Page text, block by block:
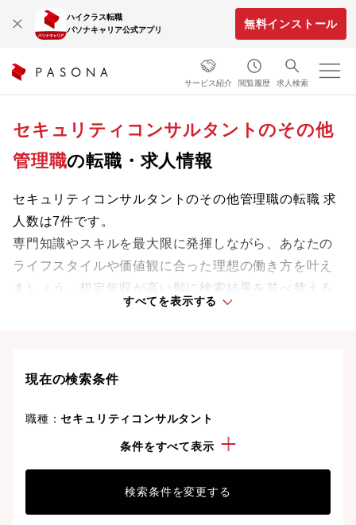
ハイクラス転職
パソナキャリア公式アプリ
無料インストール
サービス紹介 閲覧履歴 求人検索
セキュリティコンサルタントのその他
管理職の転職・求人情報
セキュリティコンサルタントのその他管理職の転職 求
人数は7件です。
専門知識やスキルを最大限に発揮しながら、あなたの
ライフスタイルや価値観に合った理想の働き方を叶え
ましょう。想定年収が高い順に検索結果を並べ替える
すべてを表示する
現在の検索条件
職種：セキュリティコンサルタント
その他管理職
条件をすべて表示
検索条件を変更する